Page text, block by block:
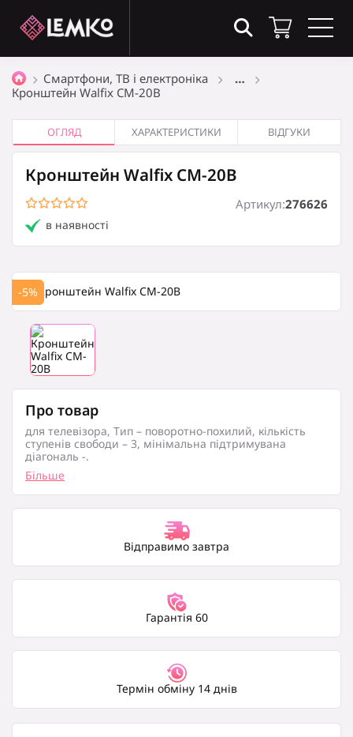
Товари в кошику(0)
0₴
Оформити замовлення
Смартфони, ТВ і електроніка
…
Кронштейн Walfix CM-20B
ОГЛЯД ХАРАКТЕРИСТИКИ ВІДГУКИ
Кронштейн Walfix CM-20B
в наявності
Артикул:276626
-5%
Про товар
для телевізора, Тип – поворотно-похилий, кількість
ступенів свободи – 3, мінімальна підтримувана
діагональ -.
Більше
Відправимо завтра
Гарантія 60
Термін обміну 14 днів